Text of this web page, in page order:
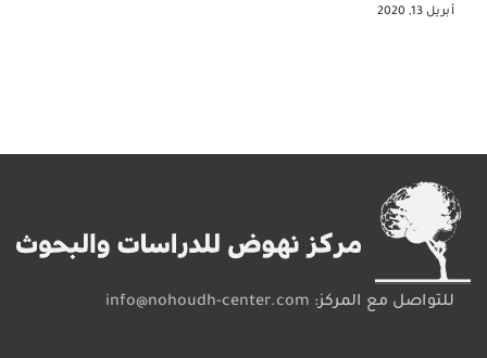
أبريل 13, 2020
للتواصل مع المركز: info@nohoudh-center.com